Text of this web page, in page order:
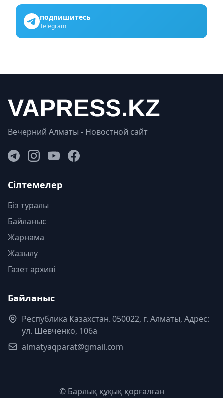
подпишитесь
Telegram
Вечерний Алматы - Новостной сайт
Сілтемелер
Біз туралы
Байланыс
Жарнама
Жазылу
Газет архиві
Байланыс
Республика Казахстан. 050022, г. Алматы, Адрес:
ул. Шевченко, 106а
almatyaqparat@gmail.com
© Барлық құқық қорғалған